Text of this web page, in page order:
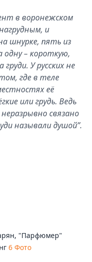
в воронежском
и
шнурке, пять из
одну – короткую,
У русских не
где в теле
её
или грудь. Ведь
связано
называли душой”.
"Парфюмер"
6 Фото